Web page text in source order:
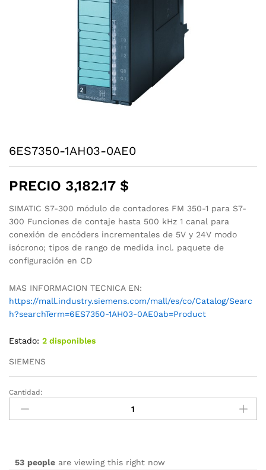
6ES7350-1AH03-0AE0
PRECIO 3,182.17 $
SIMATIC S7-300 módulo de contadores FM 350-1 para S7-
300 Funciones de contaje hasta 500 kHz 1 canal para
conexión de encóders incrementales de 5V y 24V modo
isócrono; tipos de rango de medida incl. paquete de
configuración en CD
MAS INFORMACION TECNICA EN:
https://mall.industry.siemens.com/mall/es/co/Catalog/Searc
h?searchTerm=6ES7350-1AH03-0AE0ab=Product
Estado: 2 disponibles
SIEMENS
6ES7350-
1AH03-
0AE0
Cantidad:
53 people are viewing this right now